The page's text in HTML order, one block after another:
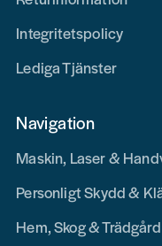
Integritetspolicy
Lediga Tjänster
Navigation
Maskin, Laser &
Personligt Skydd &
Hem, Skog & Trädgård